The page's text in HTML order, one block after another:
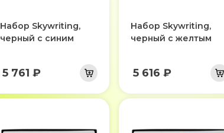
Набор Skywriting,
черный с синим
5 761 ₽
Набор Skywriting,
черный с желтым
5 616 ₽